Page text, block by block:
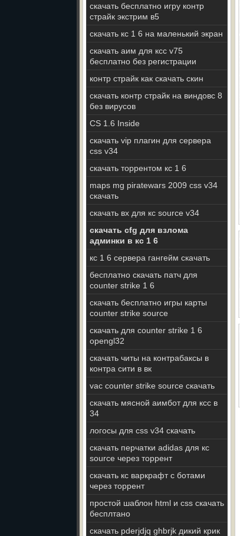
скачать бесплатно игру контр
страйк экстрим в5
скачать кс 1 6 на маленький экран
скачать аим для ксс v75
бесплатно без регистрации
контр страйк как скачать скин
скачать контр страйк на виндовс 8
без вирусов
CS 1.6 Inside
скачать vip плагин для сервера
css v34
скачать торрентом кс 1 6
maps mg piratewars 2009 css v34
скачать
скачать вх для кс source v34
скачать cfg для взлома
админки в кс 1 6
кс 1 6 сервера гангейм скачать
бесплатно скачать патч для
counter strike 1 6
скачать бесплатно игры карты
counter strike source
скачать для counter strike 1 6
opengl32
скачать читы на контрабаксы в
контра сити в вк
vac counter strike source скачать
скачать мясной аимбот для ксс в
34
логосы для css v34 скачать
скачать перчатки adidas для кс
source через торрент
скачать кс варкрафт с ботами
через торрент
простой шаблон html и css скачать
бесплтано
скачать pderjdjq ghbrjk дикий крик